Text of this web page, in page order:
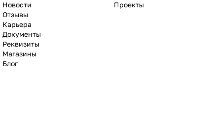
Новости
Отзывы
Карьера
Документы
Реквизиты
Магазины
Блог
Проекты